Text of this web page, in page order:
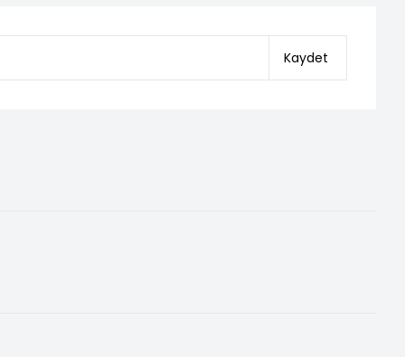
Kaydet